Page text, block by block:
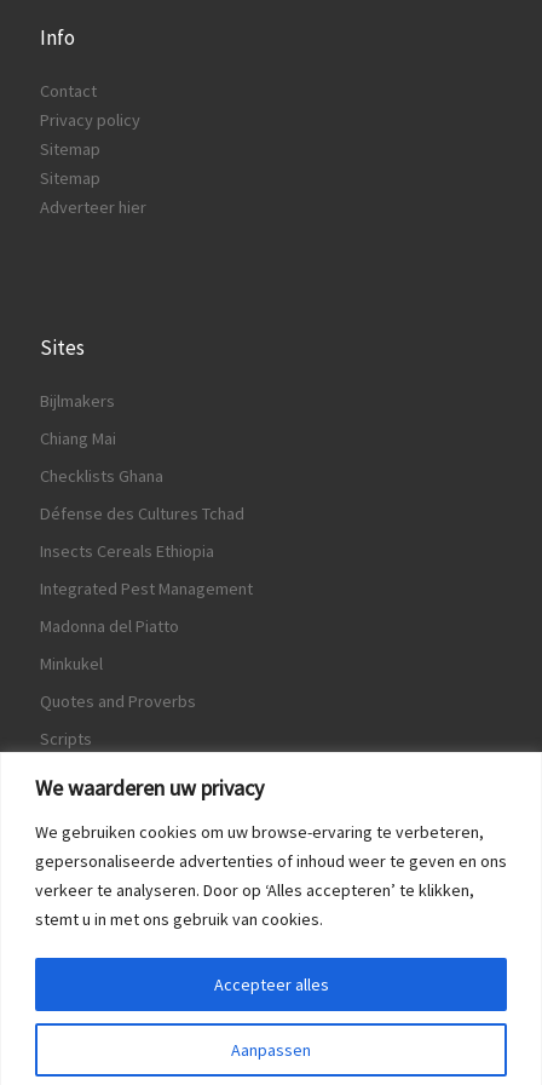
We waarderen uw privacy
We gebruiken cookies om uw browse-ervaring te verbeteren,
gepersonaliseerde advertenties of inhoud weer te geven en ons
verkeer te analyseren. Door op ‘Alles accepteren’ te klikken,
stemt u in met ons gebruik van cookies.
Aanpassen
Accepteer alles
Info
Contact
Privacy policy
Sitemap
Sitemap
Adverteer hier
Sites
Bijlmakers
Chiang Mai
Checklists Ghana
Défense des Cultures Tchad
Insects Cereals Ethiopia
Integrated Pest Management
Madonna del Piatto
Minkukel
Quotes and Proverbs
Scripts
World Crops Database
Game